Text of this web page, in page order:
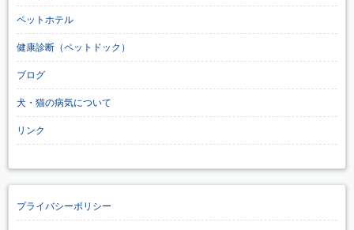
ペットホテル
健康診断（ペットドック）
ブログ
犬・猫の病気について
リンク
プライバシーポリシー